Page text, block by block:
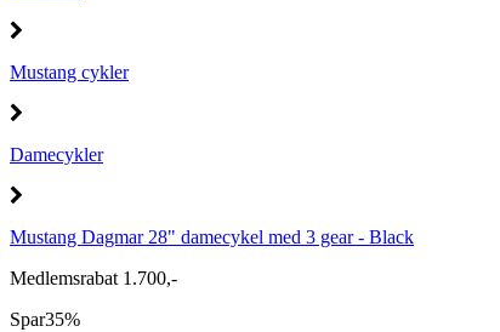
Mustang cykler
Damecykler
Mustang Dagmar 28" damecykel med 3 gear - Black
Medlemsrabat 1.700,-
Spar35%